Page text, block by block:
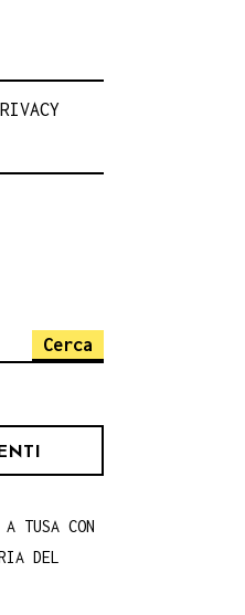
TUSA CON
DEL